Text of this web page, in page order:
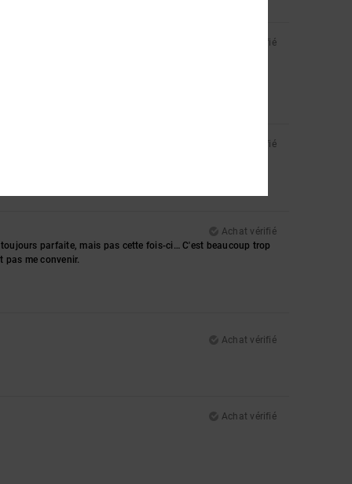
Achat vérifié
Achat vérifié
Achat vérifié
parfaite, mais pas cette fois-ci… C'est beaucoup trop
pas me convenir.
Achat vérifié
Achat vérifié